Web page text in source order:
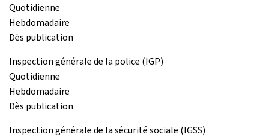
Quotidienne
Hebdomadaire
Dès publication
Inspection générale de la police (IGP)
Quotidienne
Hebdomadaire
Dès publication
Inspection générale de la sécurité sociale (IGSS)